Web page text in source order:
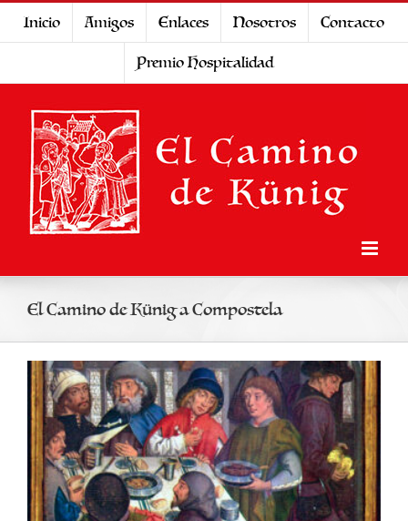
Inicio Amigos Enlaces Nosotros
Contacto
Premio Hospitalidad
El Camino de Künig a Compostela